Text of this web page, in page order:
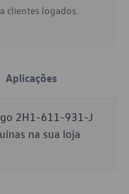
clientes logados.
Aplicações
2H1-611-931-J
na sua loja